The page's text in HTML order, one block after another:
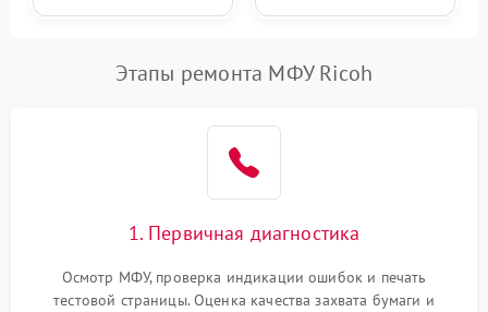
Этапы ремонта МФУ Ricoh
1. Первичная диагностика
Осмотр МФУ, проверка индикации ошибок и печать
тестовой страницы. Оценка качества захвата бумаги и